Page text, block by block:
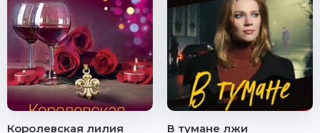
Королевская лилия
В тумане лжи